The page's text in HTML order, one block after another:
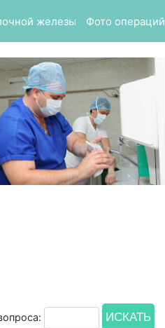
железы Фото операций